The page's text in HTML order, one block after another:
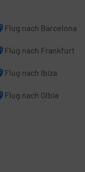
Flug nach Barcelona
Flug nach Frankfurt
Flug nach Ibiza
Flug nach Olbia